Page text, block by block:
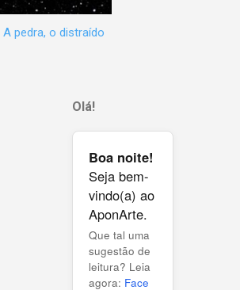
A pedra, o distraído
Olá!
Boa noite!
Seja bem-
vindo(a) ao
AponArte.
Que tal uma
sugestão de
leitura? Leia
agora: Face